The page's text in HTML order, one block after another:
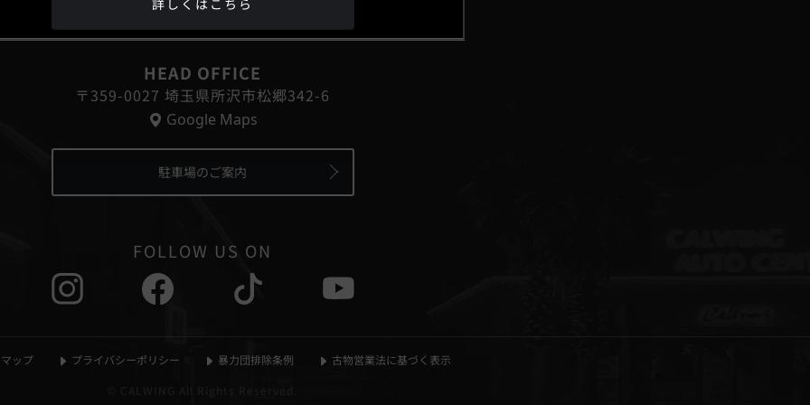
HEAD OFFICE
〒359-0027 埼玉県所沢市松郷342-6
Google Maps
駐車場のご案内
FOLLOW US ON
ップ プライバシーポリシー 暴力団排除条例
古物営業法に基づく表示